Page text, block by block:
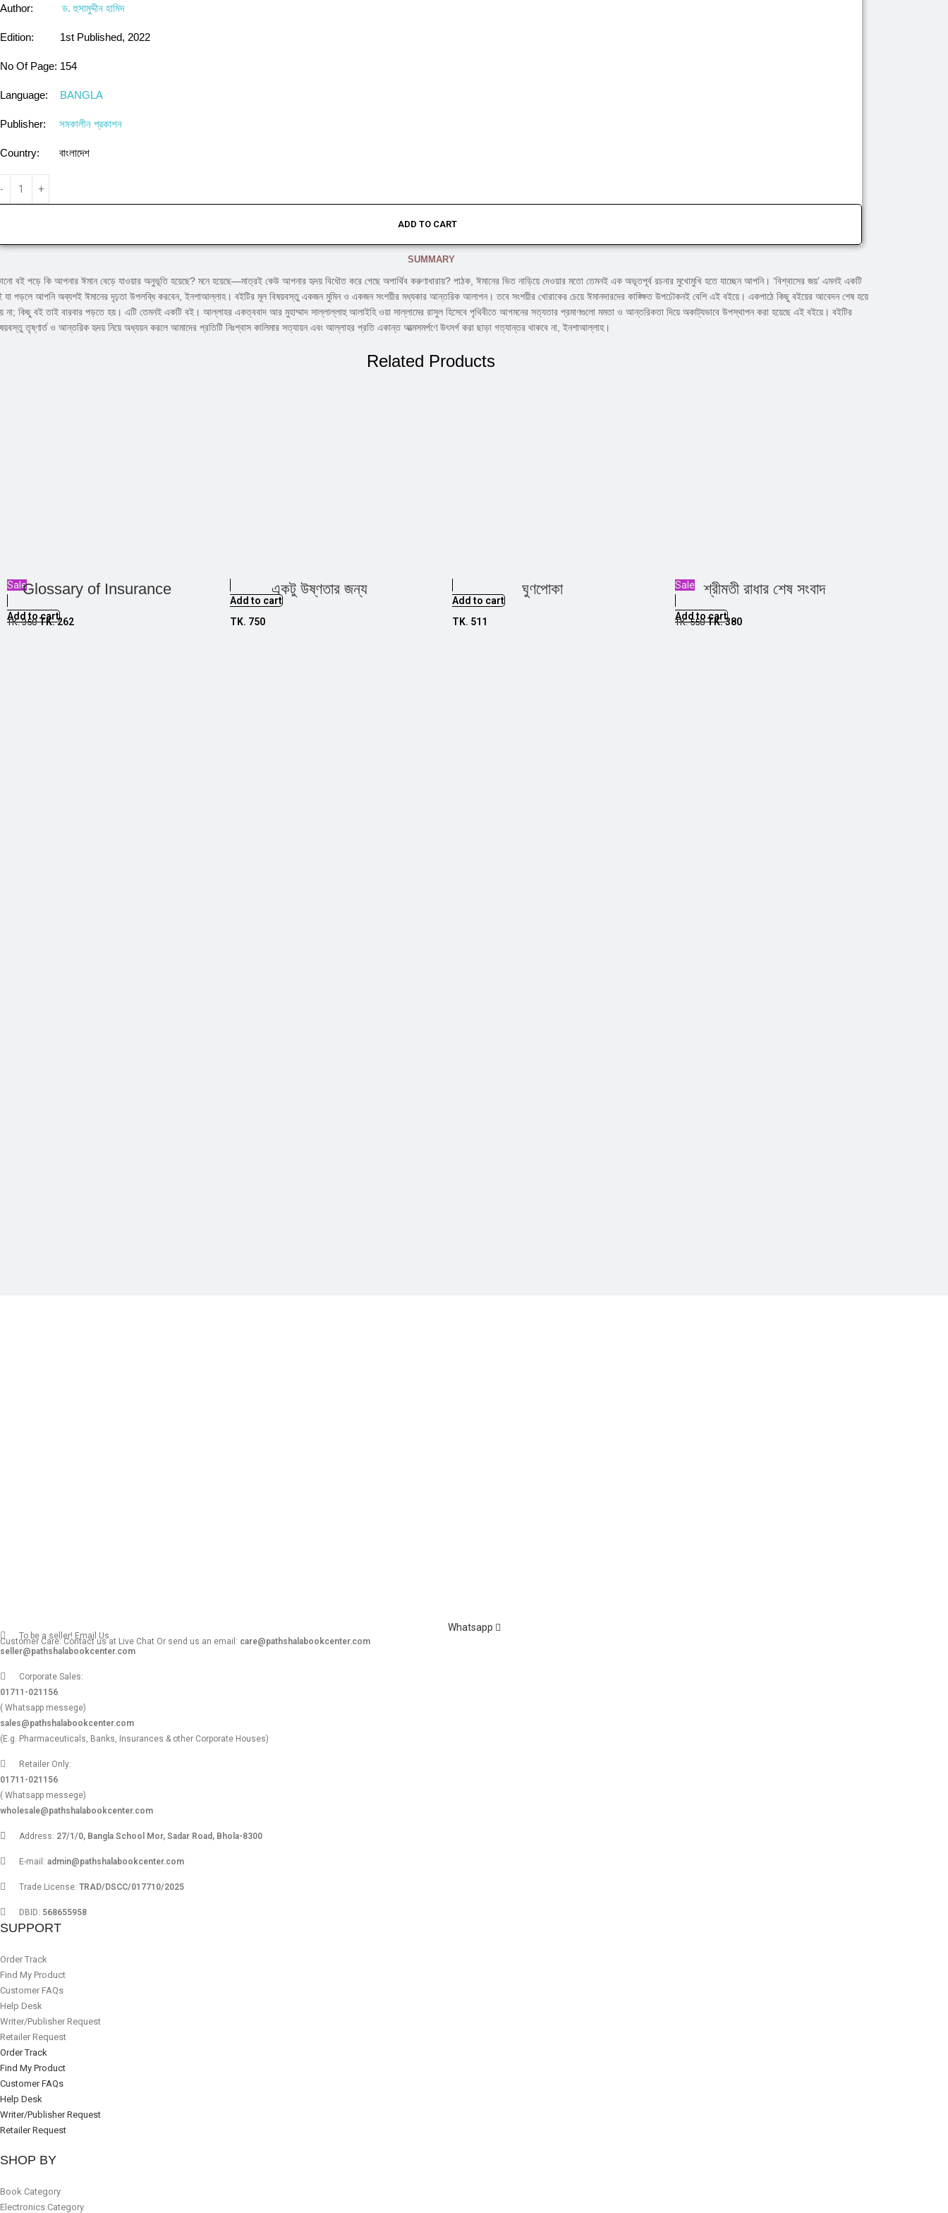
Author: ড. হুসামুদ্দীন হামিদ
Edition: 1st Published, 2022
No Of Page: 154
Language: BANGLA
Publisher: সমকালীন প্রকাশন
Country: বাংলাদেশ
ADD TO CART
SUMMARY
বই পড়ে কি আপনার ঈমান বেড়ে যাওয়ার অনুভূতি হয়েছে? মনে হয়েছে—মাত্রই কেউ আপনার হৃদয় বিধৌত করে গেছে অপার্থিব করুণাধারায়? পাঠক, ঈমানের ভিত নাড়িয়ে দেওয়ার মতো তেমনই এক অভূতপূর্ব রচনার মুখোমুখি হতে যাচ্ছেন আপনি। ‘বিশ্বাসের জয়’ এমনই একটি
যা পড়লে আপনি অব্যশই ঈমানের দৃঢ়তা উপলব্ধি করবেন, ইনশাআল্লাহ। বইটির মূল বিষয়বস্তু একজন মুমিন ও একজন সংশয়ীর মধ্যকার আন্তরিক আলাপন। তবে সংশয়ীর খোরাকের চেয়ে ঈমানদারদের কাঙ্ক্ষিত উপঢৌকনই বেশি এই বইয়ে। একপাঠে কিছু বইয়ের আবেদন শেষ হয়ে
না; কিছু বই তাই বারবার পড়তে হয়। এটি তেমনই একটি বই। আল্লাহর একত্ববাদ আর মুহাম্মাদ সাল্লাল্লাহু আলাইহি ওয়া সাল্লামের রাসুল হিসেবে পৃথিবীতে আগমনের সত্যতার প্রমাণগুলো মমতা ও আন্তরিকতা দিয়ে অকাট্যভাবে উপস্থাপন করা হয়েছে এই বইয়ে। বইটির
তৃষ্ণার্ত ও আন্তরিক হৃদয় নিয়ে অধ্যয়ন করলে আমাদের প্রতিটি নিঃশ্বাস কালিমার সত্যায়ন এবং আল্লাহর প্রতি একান্ত আত্মসমর্পণে উৎসর্গ করা ছাড়া গত্যান্তর থাকবে না, ইনশাআল্লাহ।
Related Products
Sale
Add to cart
Glossary of Insurance
TK.350 TK.262
Add to cart
একটু উষ্ণতার জন্য
TK. 750
Add to cart
ঘুণপোকা
TK. 511
Sale
Add to cart
শ্রীমতী রাধার শেষ সংবাদ
TK.550 TK.380
Whatsapp
Customer Care: Contact us at Live Chat Or send us an email: care@pathshalabookcenter.com
To be a seller! Email Us
seller@pathshalabookcenter.com
Corporate Sales:
01711-021156
( Whatsapp messege)
sales@pathshalabookcenter.com
(E.g. Pharmaceuticals, Banks, Insurances & other Corporate Houses)
Retailer Only:
01711-021156
( Whatsapp messege)
wholesale@pathshalabookcenter.com
Address: 27/1/0, Bangla School Mor, Sadar Road, Bhola-8300
E-mail: admin@pathshalabookcenter.com
Trade License: TRAD/DSCC/017710/2025
DBID: 568655958
SUPPORT
Order Track
Find My Product
Customer FAQs
Help Desk
Writer/Publisher Request
Retailer Request
Order Track
Find My Product
Customer FAQs
Help Desk
Writer/Publisher Request
Retailer Request
SHOP BY
Book Category
Electronics Category